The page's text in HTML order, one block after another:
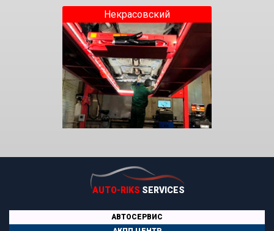
Некрасовский
AUTO-RIKS SERVICES
АВТОСЕРВИС